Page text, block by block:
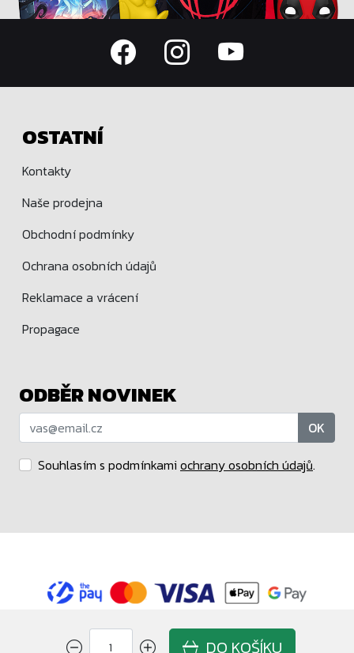
DO KOŠÍKU
OSTATNÍ
Kontakty
Naše prodejna
Obchodní podmínky
Ochrana osobních údajů
Reklamace a vrácení
Propagace
ODBĚR NOVINEK
OK
Souhlasím s podmínkami ochrany osobních údajů.
Copyright © Blindbox.cz 2015 - 2026